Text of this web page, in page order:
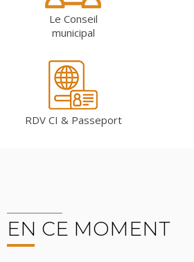
Le Conseil
municipal
RDV CI & Passeport
EN CE MOMENT